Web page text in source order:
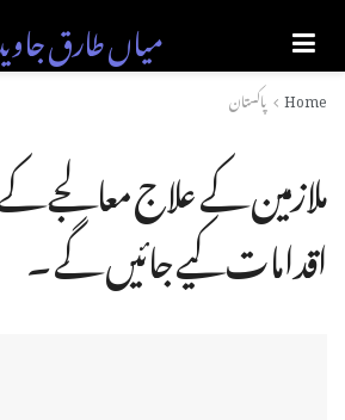
میاں طارق
Home پاکستان
ملازمین کے علاج
اقدامات کیے جائیں گے ۔